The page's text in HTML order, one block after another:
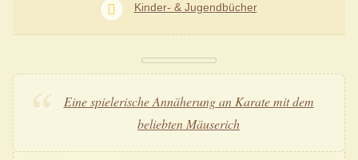
Kinder- & Jugendbücher
Eine spielerische Annäherung an Karate mit dem
beliebten Mäuserich